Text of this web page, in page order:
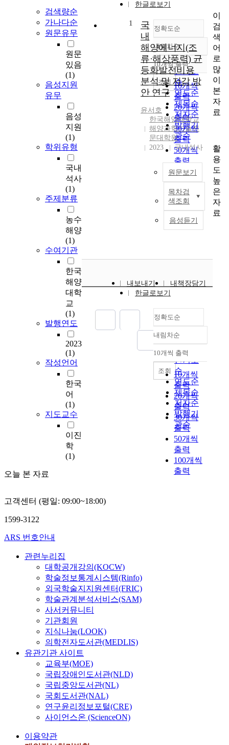
검색량순
가나다순
원문유무
원문
있음
(1)
음성지원
유무
음성
지원
(1)
학위유형
국내
석사
(1)
주제분류
농수
해양
(1)
수여기관
한국
해양
대학
교
(1)
발행연도
2023
(1)
작성언어
한국
어
(1)
지도교수
이진
학
(1)
오늘 본 자료
한글로보기
정확도순
정확도
순
인기도
순
연도순
제목순
저자순
발행기
관순
내림차순
내림차순
10개씩 출력
10개씩
출력
20개씩
출력
30개씩
출력
50개씩
출력
100개씩
출력
조회
1
국
내
해양에너지(조
류·해상풍력) 균
등화발전비용
분석 및 저감 방
안 연구
윤서호
한국해양대학교
해양과학기술전
문대학원
2023
국내석사
원문보기
목차검
색조회
음성듣기
전
풍
내보내기
내책장담기
한글로보기
정확도순
정확도
순
인기도
순
연도순
제목순
저자순
발행기
관순
내림차순
내림차순
10개씩 출력
10개씩
출력
20개씩
출력
30개씩
출력
50개씩
출력
100개씩
출력
조회
이
검
색
어
로
많
이
본
자
료
활
용
도
높
은
자
료
고객센터 (평일: 09:00~18:00)
1599-3122
ARS 번호안내
관련누리집
대학공개강의(KOCW)
학술정보통계시스템(Rinfo)
외국학술지지원센터(FRIC)
학술관계분석서비스(SAM)
사서커뮤니티
기관회원
지식나눔(LOOK)
의학전자도서관(MEDLIS)
유관기관 사이트
교육부(MOE)
국립장애인도서관(NLD)
국립중앙도서관(NL)
국회도서관(NAL)
연구윤리정보포털(CRE)
사이언스온 (ScienceON)
이용약관